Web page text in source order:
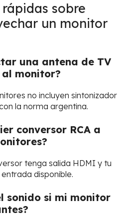
rápidas sobre
un monitor
una antena de TV
monitor?
no incluyen sintonizador
la norma argentina.
conversor RCA a
tenga salida HDMI y tu
disponible.
sonido si mi monitor